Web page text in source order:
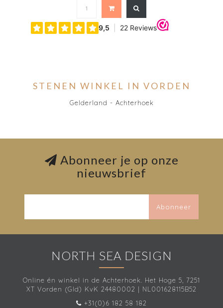
STENEN WINKEL IN VORDEN
Gelderland - Achterhoek
Abonneer je op onze
nieuwsbrief
Abonneer
NORTH SEA DESIGN
Online én winkel in de Achterhoek. Het Hoge 5, 7251
XT Vorden (Gld) KvK 24480002 | NL001628115B52
+31(0)6 182 58 182